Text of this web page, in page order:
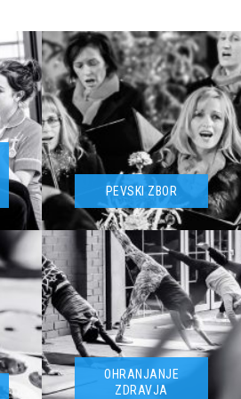
PEVSKI ZBOR
OHRANJANJE
ZDRAVJA